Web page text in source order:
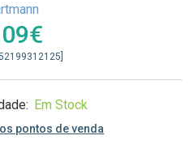
Em Stock
pontos de venda